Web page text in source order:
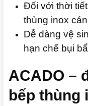
Đối với thời
thùng inox
Dễ dàng vệ
hạn chế bụi
ACADO –
bếp thùng